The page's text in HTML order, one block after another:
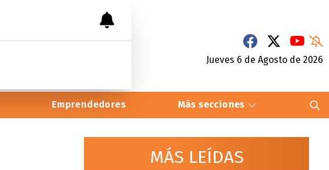
Jueves 6 de Agosto de 2026
Emprendedores Más secciones
MÁS LEÍDAS